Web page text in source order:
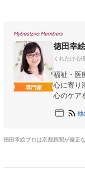
Mybestpro Members
専門家
徳田幸絵
くれたけ心
福祉・医
心に寄り
心のケア
他
徳田幸絵プロは京都新聞が厳正